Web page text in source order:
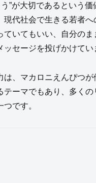
う”が大切であるという
現代社会で生きる若者へ
ていてもいい、自分のま
ッセージを投げかけてい
は、マカロニえんぴつ
テーマでもあり、多く
です。